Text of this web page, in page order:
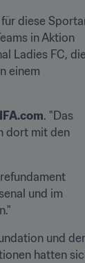
diese
in Aktion
Ladies FC,
einem
. "Das
dort mit den
und im
und der
hatten